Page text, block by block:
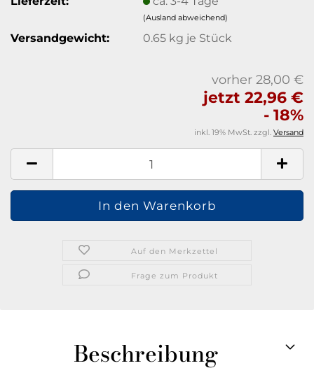
(Ausland abweichend)
Versandgewicht: 0.65 kg je Stück
vorher 28,00 €
jetzt 22,96 €
- 18%
inkl. 19% MwSt. zzgl. Versand
Auf den Merkzettel
Frage zum Produkt
Beschreibung